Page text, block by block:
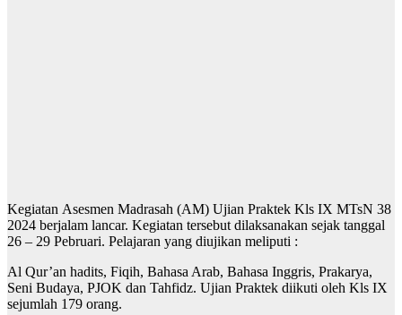
Kegiatan Asesmen Madrasah (AM) Ujian Praktek Kls IX MTsN 38
2024 berjalam lancar. Kegiatan tersebut dilaksanakan sejak tanggal
26 – 29 Pebruari. Pelajaran yang diujikan meliputi :
Al Qur’an hadits, Fiqih, Bahasa Arab, Bahasa Inggris, Prakarya,
Seni Budaya, PJOK dan Tahfidz. Ujian Praktek diikuti oleh Kls IX
sejumlah 179 orang.